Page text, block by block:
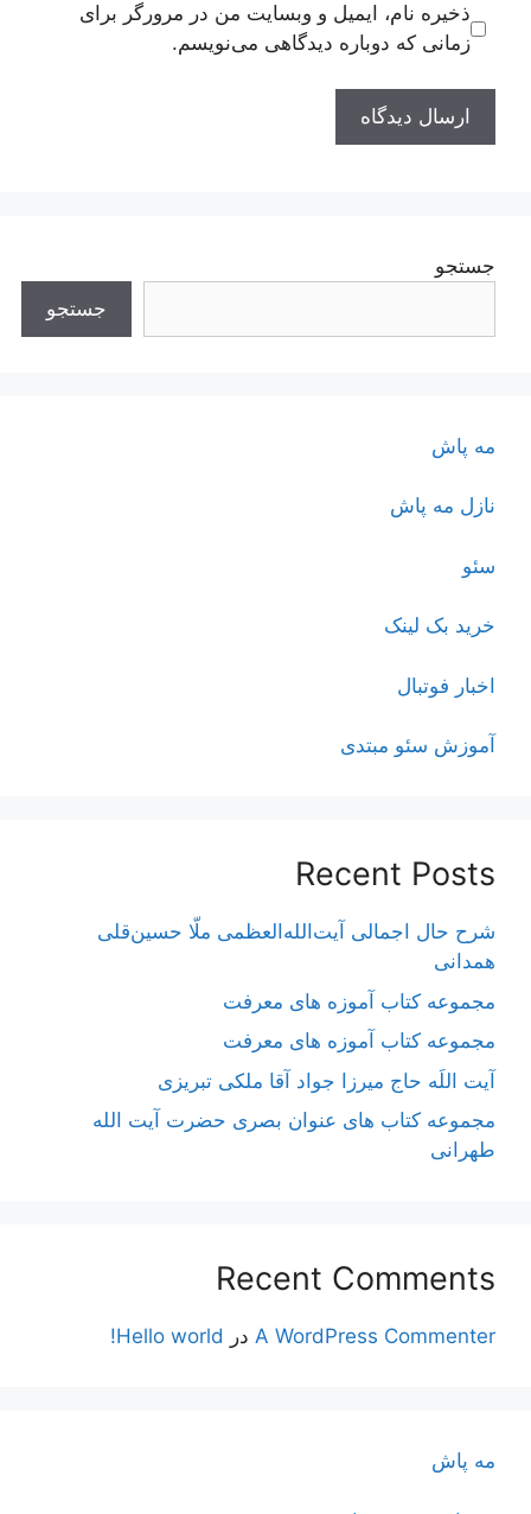
ذخیره نام، ایمیل و وبسایت من در مرورگر برای
زمانی که دوباره دیدگاهی می‌نویسم.
جستجو
جستجو
مه پاش
نازل مه پاش
سئو
خرید بک لینک
اخبار فوتبال
آموزش سئو مبتدی
Recent Posts
شرح حال اجمالی آیت‌الله‌العظمی ملّا حسین‌قلی
همدانی
مجموعه کتاب آموزه های معرفت
مجموعه کتاب آموزه های معرفت
آیت اللَه حاج میرزا جواد آقا ملکی تبریزی
مجموعه کتاب های عنوان بصری حضرت آیت الله
طهرانی
Recent Comments
A WordPress Commenter در Hello world!
مه پاش